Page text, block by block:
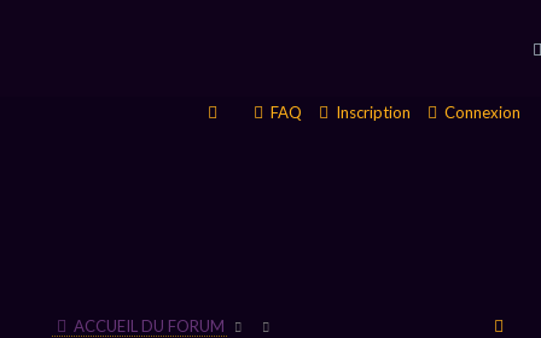
Connexion
Inscription
FAQ
ACCUEIL DU FORUM